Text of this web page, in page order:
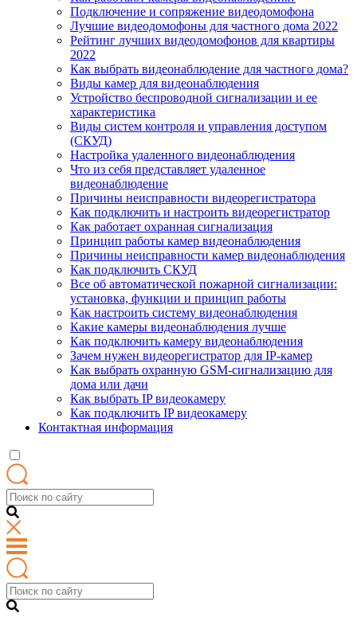
Подключение и сопряжение видеодомофона
Лучшие видеодомофоны для частного дома 2022
Рейтинг лучших видеодомофонов для квартиры
2022
Как выбрать видеонаблюдение для частного дома?
Виды камер для видеонаблюдения
Устройство беспроводной сигнализации и ее
характеристика
Виды систем контроля и управления доступом
(СКУД)
Настройка удаленного видеонаблюдения
Что из себя представляет удаленное
видеонаблюдение
Причины неисправности видеорегистратора
Как подключить и настроить видеорегистратор
Как работает охранная сигнализация
Принцип работы камер видеонаблюдения
Причины неисправности камер видеонаблюдения
Как подключить СКУД
Все об автоматической пожарной сигнализации:
установка, функции и принцип работы
Как настроить систему видеонаблюдения
Какие камеры видеонаблюдения лучше
Как подключить камеру видеонаблюдения
Зачем нужен видеорегистратор для IP-камер
Как выбрать охранную GSM-сигнализацию для
дома или дачи
Как выбрать IP видеокамеру
Как подключить IP видеокамеру
Контактная информация